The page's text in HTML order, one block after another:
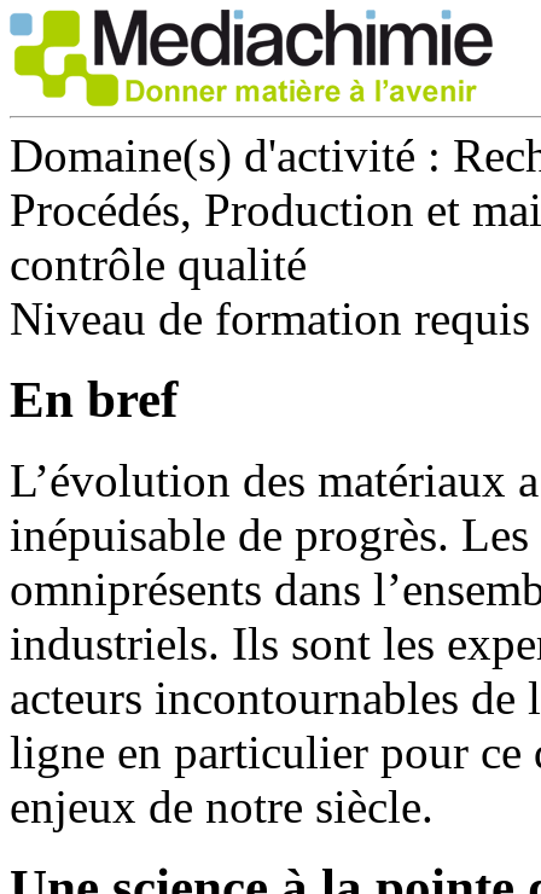
Domaine(s) d'activité :
Procédés, Production et
contrôle qualité
Niveau de formation
En bref
L’évolution des matériaux
inépuisable de progrès.
omniprésents dans
industriels. Ils sont les
acteurs incontournables
ligne en particulier pour ce
enjeux de notre siècle.